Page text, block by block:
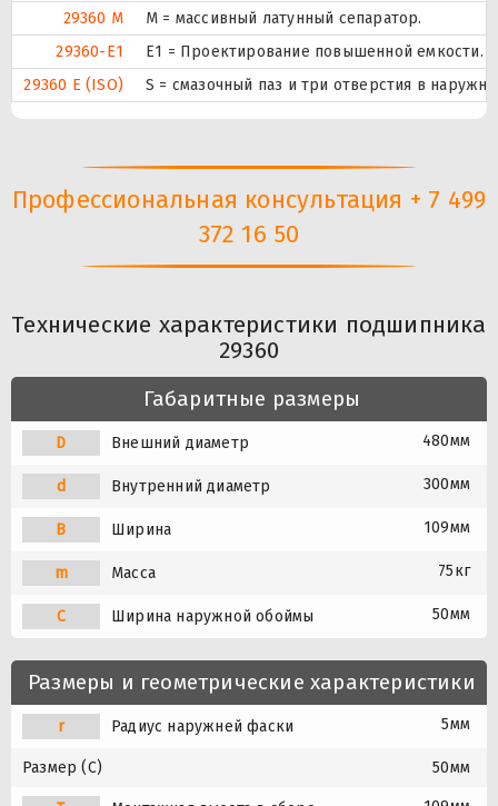
29360 M
M = массивный латунный сепаратор.
29360-E1
E1 = Проектирование повышенной емкости.
29360 E (ISO)
S = смазочный паз и три отверстия в
Профессиональная консультация + 7 499
372 16 50
Технические характеристики подшипника
29360
Габаритные размеры
D Внешний диаметр 480мм
d Внутренний диаметр 300мм
B Ширина 109мм
m Масса 75кг
C Ширина наружной обоймы 50мм
Размеры и геометрические характеристики
r Радиус наружней фаски 5мм
Размер (C) 50мм